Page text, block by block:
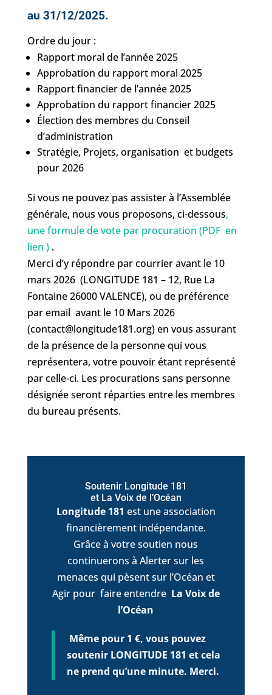
au 31/12/2025.
Ordre du jour :
Rapport moral de l’année 2025
Approbation du rapport moral 2025
Rapport financier de l’année 2025
Approbation du rapport financier 2025
Élection des membres du Conseil
d’administration
Stratégie, Projets, organisation et budgets
pour 2026
Si vous ne pouvez pas assister à l’Assemblée
générale, nous vous proposons, ci-dessous,
une formule de vote par procuration (PDF en
lien ) .
Merci d’y répondre par courrier avant le 10
mars 2026 (LONGITUDE 181 – 12, Rue La
Fontaine 26000 VALENCE), ou de préférence
par email avant le 10 Mars 2026
(contact@longitude181.org) en vous assurant
de la présence de la personne qui vous
représentera, votre pouvoir étant représenté
par celle-ci. Les procurations sans personne
désignée seront réparties entre les membres
du bureau présents.
Soutenir Longitude 181
et La Voix de l’Océan
Longitude 181 est une association
financièrement indépendante.
Grâce à votre soutien nous
continuerons à Alerter sur les
menaces qui pèsent sur l’Océan et
Agir pour faire entendre La Voix de
l’Océan
Même pour 1 €, vous pouvez
soutenir LONGITUDE 181 et cela
ne prend qu’une minute. Merci.